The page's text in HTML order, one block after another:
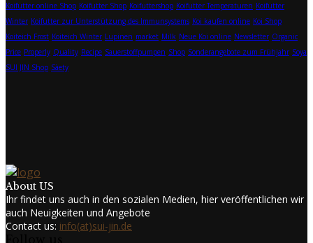
Koifutter online Shop Koifutter Shop Koifuttershop Koifutter Temperaturen Koifutter
Winter Koifutter zur Unterstützung des Immunsystems Koi kaufen online Koi Shop
Koiteich Frost Koiteich Winter Lupinen market Milk Neue Koi online Newsletter Organic
Price Properly Quality Recipe Sauerstoffpumpen Shop Sonderangebote zum Frühjahr Soya
SUI JIN Shop Sàety
About US
Ihr findet uns auch in den sozialen Medien, hier veröffentlichen wir
auch Neuigkeiten und Angebote
Contact us: info(at)sui-jin.de